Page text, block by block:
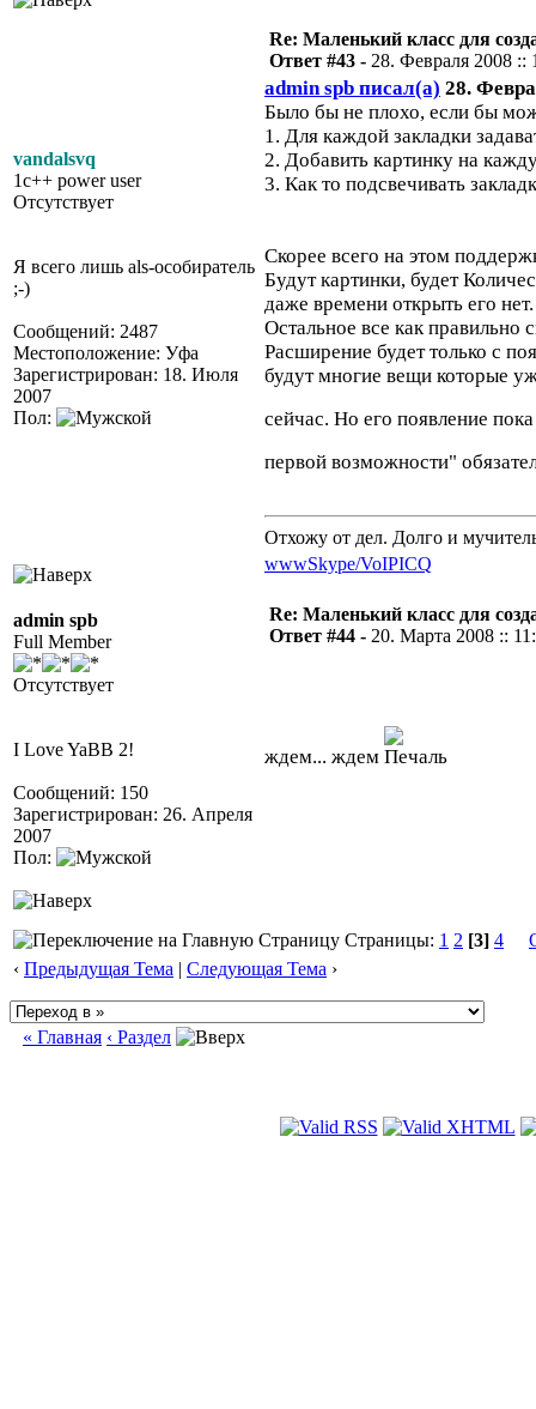
vandalsvq
1c++ power user
Отсутствует
Я всего лишь als-особиратель
;-)
Сообщений: 2487
Местоположение: Уфа
Зарегистрирован: 18. Июля
2007
Пол:
Re: Маленький класс для
Ответ #43 - 28. Февраля 2008 ::
admin spb писал(а) 28.
Было бы не плохо, если бы
1. Для каждой закладки
2. Добавить картинку на
3. Как то подсвечивать
Скорее всего на этом
Будут картинки, будет
даже времени открыть его нет.
Остальное все как
Расширение будет только с
будут многие вещи которые
сейчас. Но его появление
первой возможности"
Отхожу от дел. Долго и
wwwSkype/VoIPICQ
admin spb
Full Member
Отсутствует
I Love YaBB 2!
Сообщений: 150
Зарегистрирован: 26. Апреля
2007
Пол:
Re: Маленький класс для
Ответ #44 - 20. Марта 2008 ::
ждем... ждем
Страницы: 1 2 [3] 4
‹ Предыдущая Тема | Следующая Тема ›
« Главная ‹ Раздел